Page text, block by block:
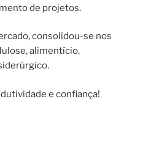
de projetos.
consolidou-se nos
alimentício,
e confiança!